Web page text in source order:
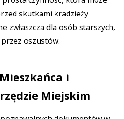
skutkami kradzieży
zwłaszcza dla osób starszych,
oszustów.
i
Miejskim